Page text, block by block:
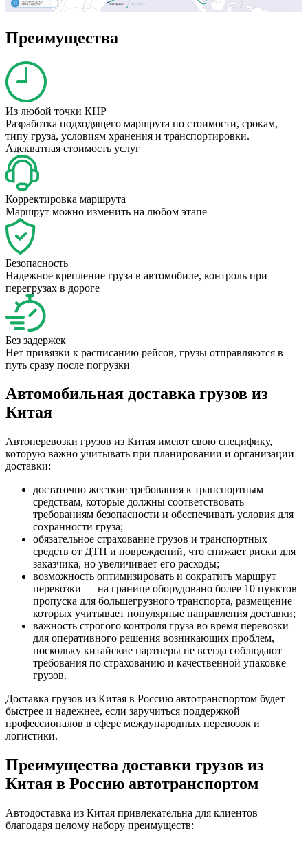
Преимущества
Из любой точки КНР
Разработка подходящего маршрута по стоимости, срокам,
типу груза, условиям хранения и транспортировки.
Адекватная стоимость услуг
Корректировка маршрута
Маршрут можно изменить на любом этапе
Безопасность
Надежное крепление груза в автомобиле, контроль при
перегрузах в дороге
Без задержек
Нет привязки к расписанию рейсов, грузы отправляются в
путь сразу после погрузки
Автомобильная доставка грузов из
Китая
Автоперевозки грузов из Китая имеют свою специфику,
которую важно учитывать при планировании и организации
доставки:
достаточно жесткие требования к транспортным
средствам, которые должны соответствовать
требованиям безопасности и обеспечивать условия для
сохранности груза;
обязательное страхование грузов и транспортных
средств от ДТП и повреждений, что снижает риски для
заказчика, но увеличивает его расходы;
возможность оптимизировать и сократить маршрут
перевозки — на границе оборудовано более 10 пунктов
пропуска для большегрузного транспорта, размещение
которых учитывает популярные направления доставки;
важность строгого контроля груза во время перевозки
для оперативного решения возникающих проблем,
поскольку китайские партнеры не всегда соблюдают
требования по страхованию и качественной упаковке
грузов.
Доставка грузов из Китая в Россию автотранспортом будет
быстрее и надежнее, если заручиться поддержкой
профессионалов в сфере международных перевозок и
логистики.
Преимущества доставки грузов из
Китая в Россию автотранспортом
Автодоставка из Китая привлекательна для клиентов
благодаря целому набору преимуществ: